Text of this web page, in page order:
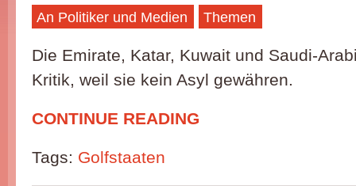
An Politiker und Medien Themen
Die Emirate, Katar, Kuwait und Saudi-
Kritik, weil sie kein Asyl gewähren.
CONTINUE READING
Tags: Golfstaaten